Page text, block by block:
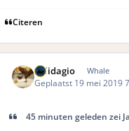
Citeren
Solidagio Whale
Geplaatst 19 mei 2019
45 minuten geleden zei